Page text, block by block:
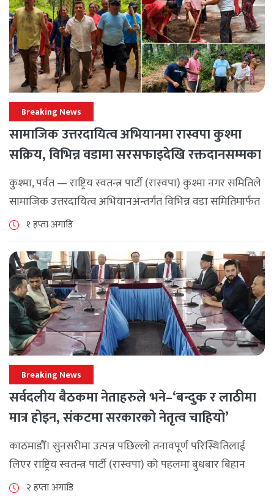
Breaking News
सामाजिक उत्तरदायित्व अभियानमा रास्वपा कुश्मा
सक्रिय, विभिन्न वडामा सरसफाइदेखि रक्तदानसम्मका
कार्यक्रम
कुश्मा, पर्वत — राष्ट्रिय स्वतन्त्र पार्टी (रास्वपा) कुश्मा नगर समितिले
सामाजिक उत्तरदायित्व अभियानअन्तर्गत विभिन्न वडा समितिमार्फत
समुदाय केन्द्रित र सेवामूलक कार्यक्रम सञ्चालन गरिरहेको जनाएको
१ हप्ता अगाडि
Breaking News
सर्वदलीय बैठकमा नेताहरुले भने–‘बन्दुक र लाठीमा
मात्र होइन, संकटमा सरकारको नेतृत्व चाहियो’
काठमाडौँ। सुनसरीमा उत्पन्न पछिल्लो तनावपूर्ण परिस्थितिलाई
लिएर राष्ट्रिय स्वतन्त्र पार्टी (रास्वपा) को पहलमा बुधबार बिहान
सिंहदरबारमा सर्वदलीय बैठक जारी छ। रास्वपाका सभापति रवि
२ हप्ता अगाडि